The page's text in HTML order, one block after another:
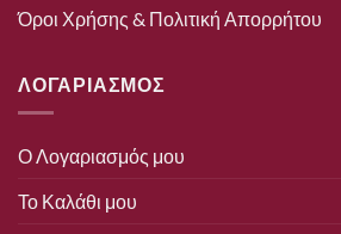
Όροι Χρήσης & Πολιτική Απορρήτου
ΛΟΓΑΡΙΑΣΜΟΣ
Ο Λογαριασμός μου
Το Καλάθι μου